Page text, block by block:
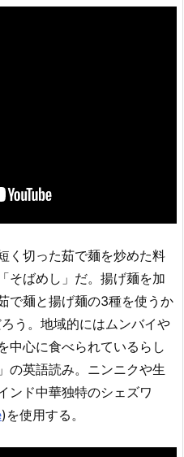
く切った茹で麺を炒めた料
そばめし」だ。揚げ麺を加
で麺と揚げ麺の3種を使うか
う。地域的にはムンバイや
中心に食べられているらし
の英語読み。ニンニクや生
ンド中華独特のシェズワ
)を使用する。